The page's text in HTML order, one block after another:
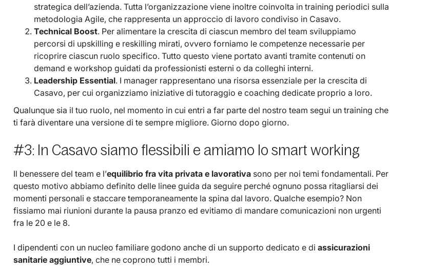
strategica dell’azienda. Tutta l’organizzazione viene inoltre coinvolta in training periodici sulla
metodologia Agile, che rappresenta un approccio di lavoro condiviso in Casavo.
Technical Boost. Per alimentare la crescita di ciascun membro del team sviluppiamo
percorsi di upskilling e reskilling mirati, ovvero forniamo le competenze necessarie per
ricoprire ciascun ruolo specifico. Tutto questo viene portato avanti tramite contenuti on
demand e workshop guidati da professionisti esterni o da colleghi interni.
Leadership Essential. I manager rappresentano una risorsa essenziale per la crescita di
Casavo, per cui organizziamo iniziative di tutoraggio e coaching dedicate proprio a loro.
Qualunque sia il tuo ruolo, nel momento in cui entri a far parte del nostro team segui un training che
ti farà diventare una versione di te sempre migliore. Giorno dopo giorno.
#3: In Casavo siamo flessibili e amiamo lo smart working
Il benessere del team e l’equilibrio fra vita privata e lavorativasono per noi temi fondamentali. Per
questo motivo abbiamo definito delle linee guida da seguire perché ognuno possa ritagliarsi dei
momenti personali e staccare temporaneamente la spina dal lavoro. Qualche esempio? Non
fissiamo mai riunioni durante la pausa pranzo ed evitiamo di mandare comunicazioni non urgenti
fra le 20 e le 8.
I dipendenti con un nucleo familiare godono anche di un supporto dedicato e di assicurazioni
sanitarie aggiuntive, che ne coprono tutti i membri.